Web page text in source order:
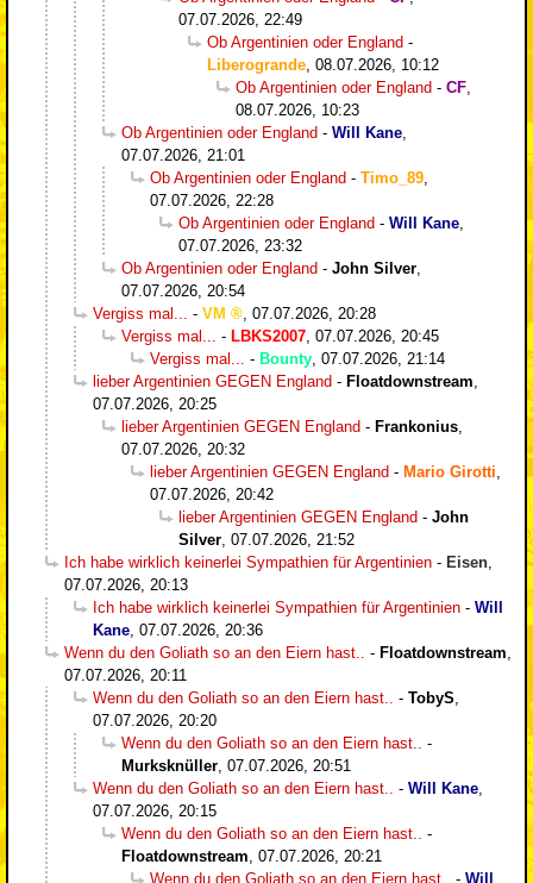
07.07.2026, 22:49
Ob Argentinien oder England -
Liberogrande 08.07.2026, 10:12
Ob Argentinien oder England - CF
08.07.2026, 10:23
Ob Argentinien oder England - Will Kane
07.07.2026, 21:01
Ob Argentinien oder England - Timo_89
07.07.2026, 22:28
Ob Argentinien oder England - Will Kane
07.07.2026, 23:32
Ob Argentinien oder England - John Silver
07.07.2026, 20:54
Vergiss mal...
- VM
07.07.2026, 20:28
Vergiss mal...
- LBKS2007 07.07.2026, 20:45
Vergiss mal...
- Bounty 07.07.2026, 21:14
lieber Argentinien GEGEN England - Floatdownstream
07.07.2026, 20:25
lieber Argentinien GEGEN England - Frankonius
07.07.2026, 20:32
lieber Argentinien GEGEN England - Mario Girotti
07.07.2026, 20:42
lieber Argentinien GEGEN England - John
Silver 07.07.2026, 21:52
Ich habe wirklich keinerlei Sympathien für Argentinien - Eisen
07.07.2026, 20:13
Ich habe wirklich keinerlei Sympathien für Argentinien - Will
Kane 07.07.2026, 20:36
Wenn du den Goliath so an den Eiern hast..
- Floatdownstream
07.07.2026, 20:11
Wenn du den Goliath so an den Eiern hast..
- TobyS
07.07.2026, 20:20
Wenn du den Goliath so an den Eiern hast..
-
Murksknüller 07.07.2026, 20:51
Wenn du den Goliath so an den Eiern hast..
- Will Kane
07.07.2026, 20:15
Wenn du den Goliath so an den Eiern hast..
-
Floatdownstream 07.07.2026, 20:21
Wenn du den Goliath so an den Eiern hast..
- Will